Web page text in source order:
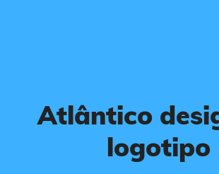
Atlântico
logotipo